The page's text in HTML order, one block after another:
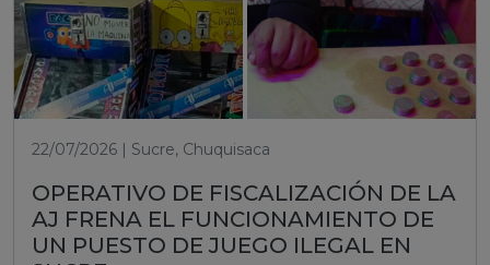
22/07/2026 | Sucre, Chuquisaca
OPERATIVO DE FISCALIZACIÓN DE LA
AJ FRENA EL FUNCIONAMIENTO DE
UN PUESTO DE JUEGO ILEGAL EN